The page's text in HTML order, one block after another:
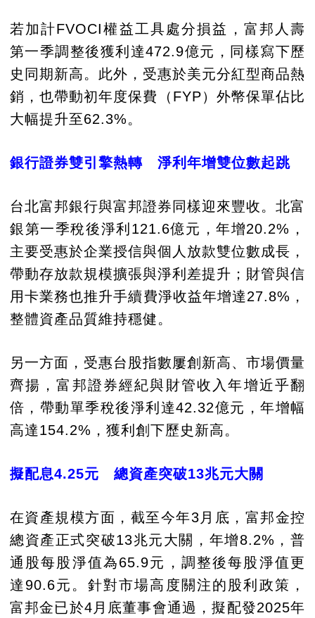
若加計FVOCI權益工具處分損益，富邦人壽
第一季調整後獲利達472.9億元，同樣寫下歷
史同期新高。此外，受惠於美元分紅型商品熱
銷，也帶動初年度保費（FYP）外幣保單佔比
大幅提升至62.3%。
銀行證券雙引擎熱轉 淨利年增雙位數起跳
台北富邦銀行與富邦證券同樣迎來豐收。北富
銀第一季稅後淨利121.6億元，年增20.2%，
主要受惠於企業授信與個人放款雙位數成長，
帶動存放款規模擴張與淨利差提升；財管與信
用卡業務也推升手續費淨收益年增達27.8%，
整體資產品質維持穩健。
另一方面，受惠台股指數屢創新高、市場價量
齊揚，富邦證券經紀與財管收入年增近乎翻
倍，帶動單季稅後淨利達42.32億元，年增幅
高達154.2%，獲利創下歷史新高。
擬配息4.25元 總資產突破13兆元大關
在資產規模方面，截至今年3月底，富邦金控
總資產正式突破13兆元大關，年增8.2%，普
通股每股淨值為65.9元，調整後每股淨值更
達90.6元。針對市場高度關注的股利政策，
富邦金已於4月底董事會通過，擬配發2025年